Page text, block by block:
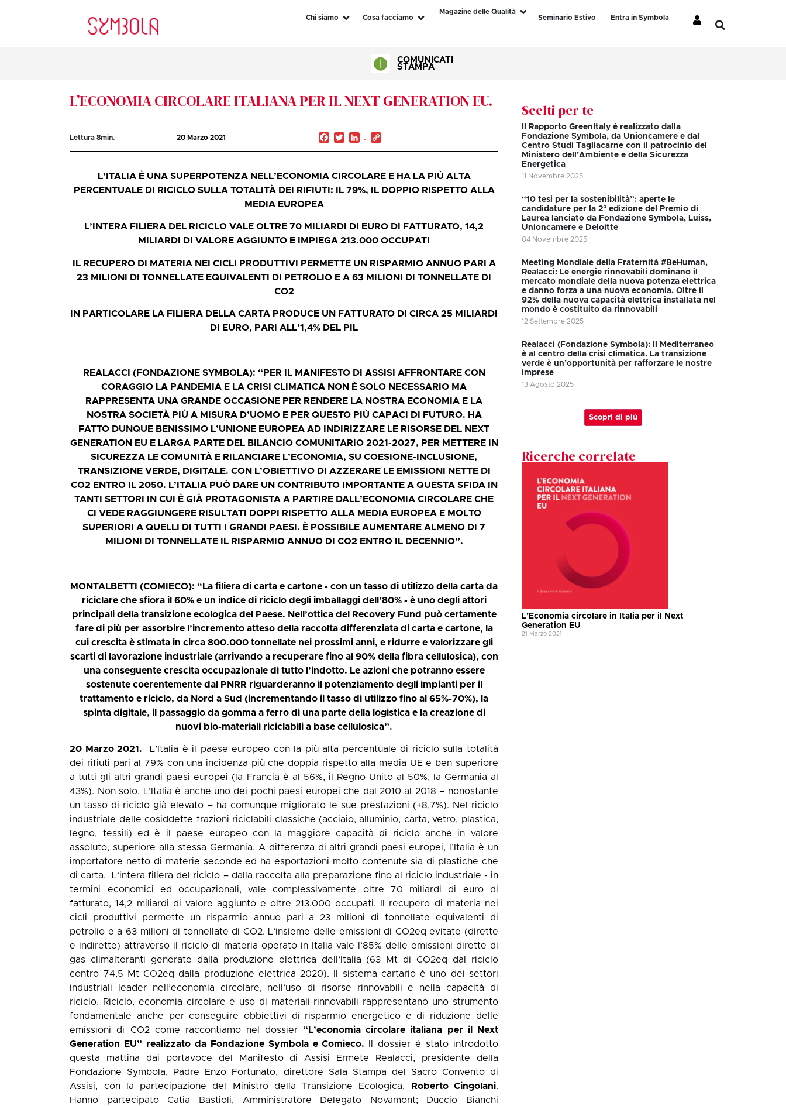
Chi siamo Cosa facciamo
Magazine delle Qualità
Seminario Estivo
Entra in Symbola
COMUNICATI
STAMPA
L’ECONOMIA CIRCOLARE ITALIANA PER IL NEXT GENERATION EU.
Lettura8min. 20 Marzo 2021 Facebook
TwitterLinkedIn
L’ITALIA È UNA SUPERPOTENZA NELL’ECONOMIA CIRCOLARE E HA LA PIÙ ALTA
PERCENTUALE DI RICICLO SULLA TOTALITÀ DEI RIFIUTI: IL 79%, IL DOPPIO RISPETTO ALLA
MEDIA EUROPEA
L’INTERA FILIERA DEL RICICLO VALE OLTRE 70 MILIARDI DI EURO DI FATTURATO, 14,2
MILIARDI DI VALORE AGGIUNTO E IMPIEGA 213.000 OCCUPATI
IL RECUPERO DI MATERIA NEI CICLI PRODUTTIVI PERMETTE UN RISPARMIO ANNUO PARI A
23 MILIONI DI TONNELLATE EQUIVALENTI DI PETROLIO E A 63 MILIONI DI TONNELLATE DI
CO2
IN PARTICOLARE LA FILIERA DELLA CARTA PRODUCE UN FATTURATO DI CIRCA 25 MILIARDI
DI EURO, PARI ALL’1,4% DEL PIL
REALACCI (FONDAZIONE SYMBOLA): “PER IL MANIFESTO DI ASSISI AFFRONTARE CON
CORAGGIO LA PANDEMIA E LA CRISI CLIMATICA NON È SOLO NECESSARIO MA
RAPPRESENTA UNA GRANDE OCCASIONE PER RENDERE LA NOSTRA ECONOMIA E LA
NOSTRA SOCIETÀ PIÙ A MISURA D’UOMO E PER QUESTO PIÙ CAPACI DI FUTURO. HA
FATTO DUNQUE BENISSIMO L’UNIONE EUROPEA AD INDIRIZZARE LE RISORSE DEL NEXT
GENERATION EU E LARGA PARTE DEL BILANCIO COMUNITARIO 2021-2027, PER METTERE IN
SICUREZZA LE COMUNITÀ E RILANCIARE L’ECONOMIA, SU COESIONE-INCLUSIONE,
TRANSIZIONE VERDE, DIGITALE. CON L’OBIETTIVO DI AZZERARE LE EMISSIONI NETTE DI
CO2 ENTRO IL 2050. L’ITALIA PUÒ DARE UN CONTRIBUTO IMPORTANTE A QUESTA SFIDA IN
TANTI SETTORI IN CUI È GIÀ PROTAGONISTA A PARTIRE DALL’ECONOMIA CIRCOLARE CHE
CI VEDE RAGGIUNGERE RISULTATI DOPPI RISPETTO ALLA MEDIA EUROPEA E MOLTO
SUPERIORI A QUELLI DI TUTTI I GRANDI PAESI. È POSSIBILE AUMENTARE ALMENO DI 7
MILIONI DI TONNELLATE IL RISPARMIO ANNUO DI CO2 ENTRO IL DECENNIO”.
MONTALBETTI (COMIECO): “La filiera di carta e cartone - con un tasso di utilizzo della carta da
riciclare che sfiora il 60% e un indice di riciclo degli imballaggi dell’80% - è uno degli attori
principali della transizione ecologica del Paese. Nell’ottica del Recovery Fund può certamente
fare di più per assorbire l’incremento atteso della raccolta differenziata di carta e cartone, la
cui crescita è stimata in circa 800.000 tonnellate nei prossimi anni, e ridurre e valorizzare gli
scarti di lavorazione industriale (arrivando a recuperare fino al 90% della fibra cellulosica), con
una conseguente crescita occupazionale di tutto l’indotto. Le azioni che potranno essere
sostenute coerentemente dal PNRR riguarderanno il potenziamento degli impianti per il
trattamento e riciclo, da Nord a Sud (incrementando il tasso di utilizzo fino al 65%-70%), la
spinta digitale, il passaggio da gomma a ferro di una parte della logistica e la creazione di
nuovi bio-materiali riciclabili a base cellulosica”.
20 Marzo 2021. L’Italia è il paese europeo con la più alta percentuale di riciclo sulla totalità
dei rifiuti pari al 79% con una incidenza più che doppia rispetto alla media UE e ben superiore
a tutti gli altri grandi paesi europei (la Francia è al 56%, il Regno Unito al 50%, la Germania al
43%). Non solo. L’Italia è anche uno dei pochi paesi europei che dal 2010 al 2018 – nonostante
un tasso di riciclo già elevato – ha comunque migliorato le sue prestazioni (+8,7%). Nel riciclo
industriale delle cosiddette frazioni riciclabili classiche (acciaio, alluminio, carta, vetro, plastica,
legno, tessili) ed è il paese europeo con la maggiore capacità di riciclo anche in valore
assoluto, superiore alla stessa Germania. A differenza di altri grandi paesi europei, l’Italia è un
importatore netto di materie seconde ed ha esportazioni molto contenute sia di plastiche che
di carta. L’intera filiera del riciclo – dalla raccolta alla preparazione fino al riciclo industriale - in
termini economici ed occupazionali, vale complessivamente oltre 70 miliardi di euro di
fatturato, 14,2 miliardi di valore aggiunto e oltre 213.000 occupati. Il recupero di materia nei
cicli produttivi permette un risparmio annuo pari a 23 milioni di tonnellate equivalenti di
petrolio e a 63 milioni di tonnellate di CO2. L’insieme delle emissioni di CO2eq evitate (dirette
e indirette) attraverso il riciclo di materia operato in Italia vale l’85% delle emissioni dirette di
gas climalteranti generate dalla produzione elettrica dell’Italia (63 Mt di CO2eq dal riciclo
contro 74,5 Mt CO2eq dalla produzione elettrica 2020). Il sistema cartario è uno dei settori
industriali leader nell’economia circolare, nell’uso di risorse rinnovabili e nella capacità di
riciclo. Riciclo, economia circolare e uso di materiali rinnovabili rappresentano uno strumento
fondamentale anche per conseguire obbiettivi di risparmio energetico e di riduzione delle
emissioni di CO2 come raccontiamo nel dossier “L’economia circolare italiana per il Next
Generation EU” realizzato da Fondazione Symbola e Comieco.
Il dossier è stato introdotto
questa mattina dai portavoce del Manifesto di Assisi Ermete Realacci, presidente della
Fondazione Symbola, Padre Enzo Fortunato, direttore Sala Stampa del Sacro Convento di
Assisi, con la partecipazione del Ministro della Transizione Ecologica,
Roberto Cingolani.
Hanno partecipato Catia Bastioli, Amministratore Delegato Novamont; Duccio Bianchi
Scelti per te
Il Rapporto GreenItaly è realizzato dalla
Fondazione Symbola, da Unioncamere e dal
Centro Studi Tagliacarne con il patrocinio del
Ministero dell’Ambiente e della Sicurezza
Energetica
11 Novembre 2025
“10 tesi per la sostenibilità”: aperte le
candidature per la 2ª edizione del Premio di
Laurea lanciato da Fondazione Symbola, Luiss,
Unioncamere e Deloitte
04 Novembre 2025
Meeting Mondiale della Fraternità #BeHuman,
Realacci: Le energie rinnovabili dominano il
mercato mondiale della nuova potenza elettrica
e danno forza a una nuova economia. Oltre il
92% della nuova capacità elettrica installata nel
mondo è costituito da rinnovabili
12 Settembre 2025
Realacci (Fondazione Symbola): Il Mediterraneo
è al centro della crisi climatica. La transizione
verde è un’opportunità per rafforzare le nostre
imprese
13 Agosto 2025
Scopri di più
Ricerche correlate
L’Economia circolare in Italia per il Next
Generation EU
21 Marzo 2021